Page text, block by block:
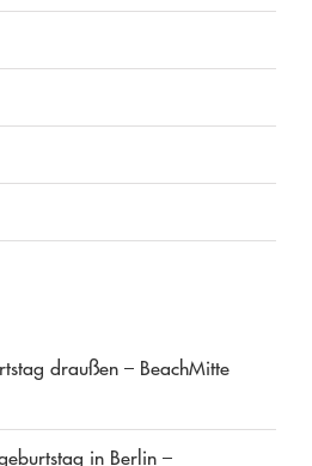
draußen – BeachMitte
in Berlin –